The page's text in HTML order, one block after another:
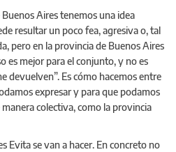
Aires tenemos una idea
resultar un poco fea, agresiva o, tal
pero en la provincia de Buenos Aires
es mejor para el conjunto, y no es
devuelven”. Es cómo hacemos entre
expresar y para que podamos
colectiva, como la provincia
Evita se van a hacer. En concreto no